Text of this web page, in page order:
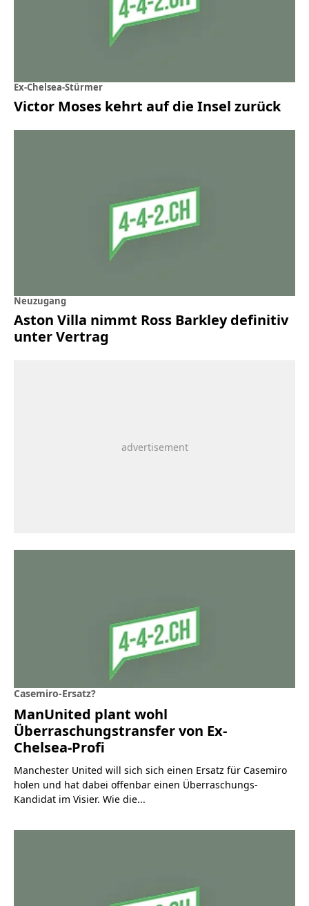
Ex-Chelsea-Stürmer
Victor Moses kehrt auf die Insel zurück
Neuzugang
Aston Villa nimmt Ross Barkley definitiv
unter Vertrag
Casemiro-Ersatz?
ManUnited plant wohl
Überraschungstransfer von Ex-
Chelsea-Profi
Manchester United will sich sich einen Ersatz für Casemiro
holen und hat dabei offenbar einen Überraschungs-
Kandidat im Visier. Wie die...